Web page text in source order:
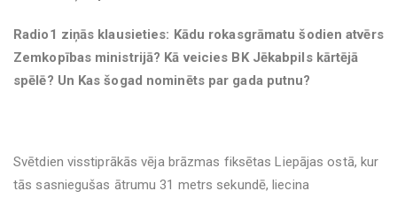
Radio1 ziņās klausieties: Kādu rokasgrāmatu šodien atvērs
Zemkopības ministrijā? Kā veicies BK Jēkabpils kārtējā
spēlē? Un Kas šogad nominēts par gada putnu?
Svētdien visstiprākās vēja brāzmas fiksētas Liepājas ostā, kur
tās sasniegušas ātrumu 31 metrs sekundē, liecina